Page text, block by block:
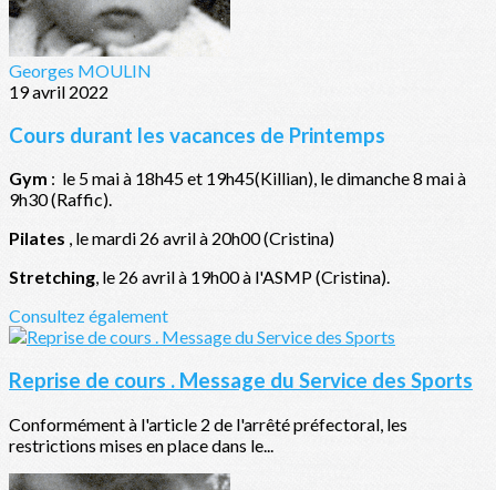
Georges MOULIN
19 avril 2022
Cours durant les vacances de Printemps
Gym : le 5 mai à 18h45 et 19h45(Killian), le dimanche 8 mai à
9h30 (Raffic).
Pilates , le mardi 26 avril à 20h00 (Cristina)
Stretching, le 26 avril à 19h00 à l'ASMP (Cristina).
Consultez également
Reprise de cours . Message du Service des Sports
Conformément à l'article 2 de l'arrêté préfectoral, les
restrictions mises en place dans le...